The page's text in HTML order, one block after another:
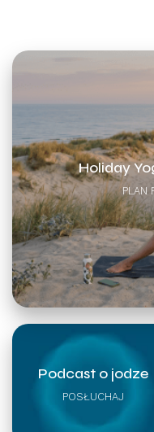
Podcast o jodze
POSŁUCHAJ
Holiday
PLAN